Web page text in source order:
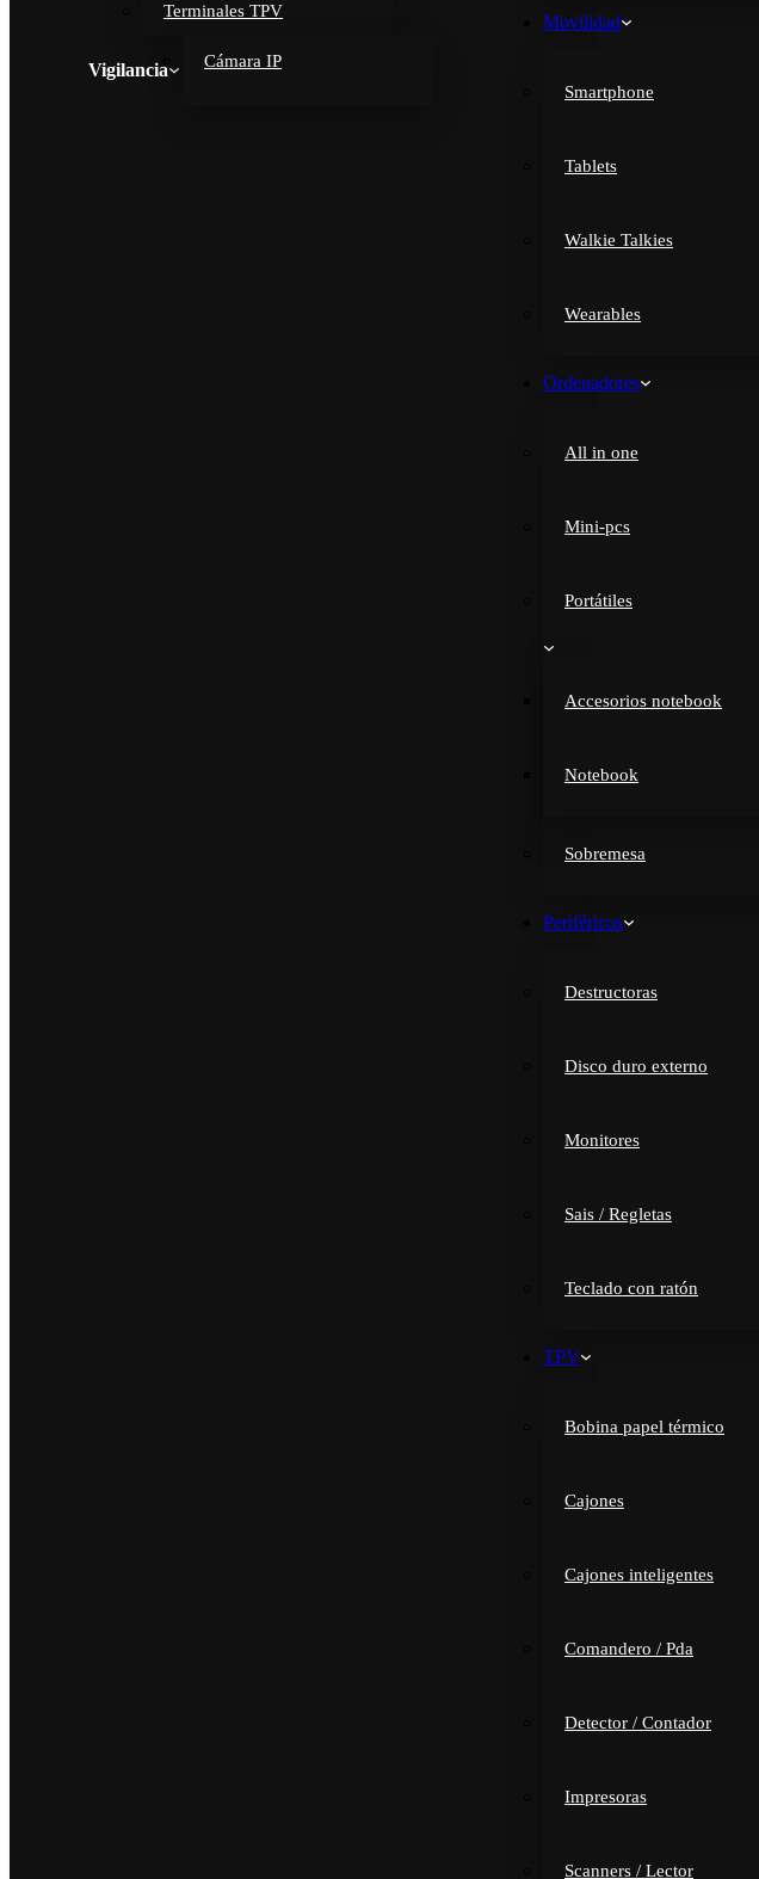
Terminales TPV
Vigilancia Cámara IP
Movilidad
Smartphone
Tablets
Walkie Talkies
Wearables
Ordenadores
All in one
Mini-pcs
Portátiles
Accesorios notebook
Notebook
Sobremesa
Periféricos
Destructoras
Disco duro externo
Monitores
Sais / Regletas
Teclado con ratón
TPV
Bobina papel térmico
Cajones
Cajones inteligentes
Comandero / Pda
Detector / Contador
Impresoras
Scanners / Lector